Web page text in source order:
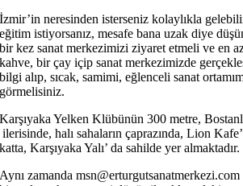
İzmir’in neresinden isterseniz kolaylıkla
eğitim istiyorsanız, mesafe bana uzak diye
bir kez sanat merkezimizi ziyaret etmeli ve en
kahve, bir çay içip sanat merkezimizde
bilgi alıp, sıcak, samimi, eğlenceli sanat
görmelisiniz.
Karşıyaka Yelken Klübünün 300 metre,
ilerisinde, halı sahaların çaprazında, Lion
katta, Karşıyaka Yalı’ da sahilde yer almaktadır.
Aynı zamanda